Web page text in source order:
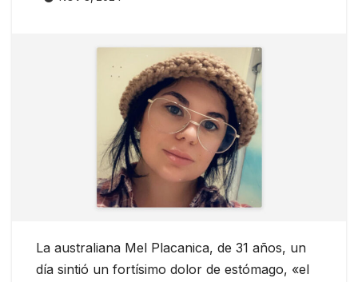
La australiana Mel Placanica, de 31 años, un
día sintió un fortísimo dolor de estómago, «el